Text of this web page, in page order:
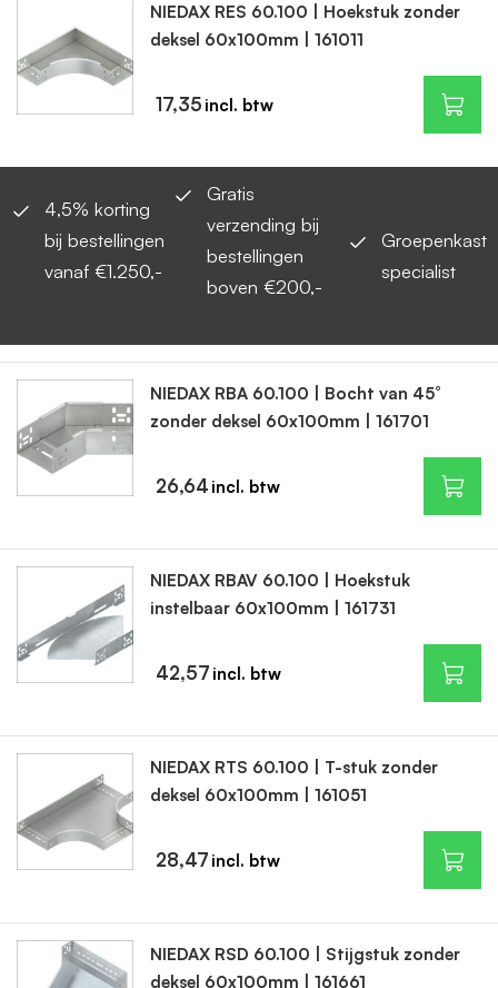
NIEDAX RES 60.100 | Hoekstuk zonder
deksel 60x100mm | 161011
17,35
4,5% korting
bij bestellingen
vanaf €1.250,-
Gratis
verzending bij
bestellingen
boven €200,-
Groepenkast
specialist
NIEDAX RBA 60.100 | Bocht van 45°
zonder deksel 60x100mm | 161701
26,64
NIEDAX RBAV 60.100 | Hoekstuk
instelbaar 60x100mm | 161731
42,57
NIEDAX RTS 60.100 | T-stuk zonder
deksel 60x100mm | 161051
28,47
NIEDAX RSD 60.100 | Stijgstuk zonder
deksel 60x100mm | 161661